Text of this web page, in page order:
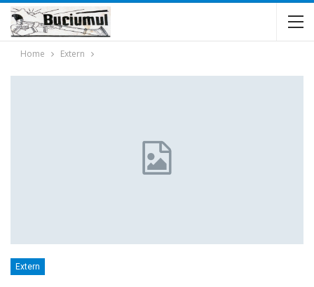
Home Extern
Extern